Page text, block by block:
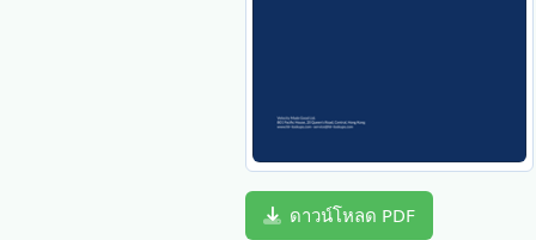
ดาวน์โหลด PDF